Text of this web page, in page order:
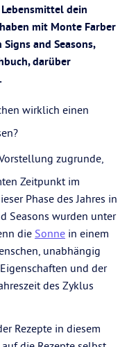
dein
mit Monte Farber
and Seasons,
darüber
wirklich einen
zugrunde,
Zeitpunkt im
Phase des Jahres in
Seasons wurden unter
die Sonne in einem
unabhängig
und der
des Zyklus
Rezepte in diesem